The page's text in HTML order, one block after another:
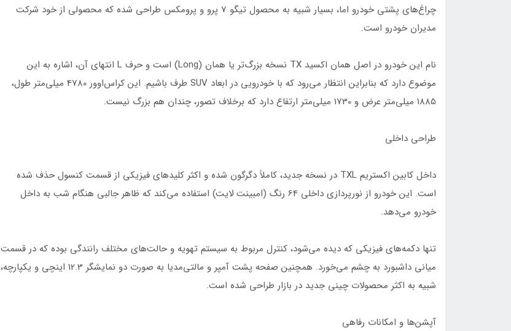
چراغ‌های پشتی خودرو اما، بسیار شبیه به محصول تیگو 7 پرو و پرومکس طراحی شده که محصولی از خود شرکت
مدیران خودرو است.
نام این خودرو در اصل همان اکسید TX نسخه بزرگ‌تر یا همان (Long) است و حرف L انتهای آن، اشاره به این
موضوع دارد که بنابراین انتظار می‌رود که با خودرویی در ابعاد SUV طرف باشیم. این کراس‌اوور 4780 میلی‌متر طول،
1885 میلی‌متر عرض و 1730 میلی‌متر ارتفاع دارد که برخلاف تصور، چندان هم بزرگ نیست.
طراحی داخلی
داخل کابین اکستریم TXL در نسخه جدید، کاملاً دگرگون شده و اکثر کلیدهای فیزیکی از قسمت کنسول حذف شده
است. این خودرو از نورپردازی داخلی 64 رنگ (امبینت لایت) استفاده می‌کند که ظاهر جالبی هنگام شب به داخل
خودرو می‌دهد.
تنها دکمه‌های فیزیکی که دیده می‌شود، کنترل مربوط به سیستم تهویه و حالت‌های مختلف رانندگی بوده که در قسمت
میانی داشبورد به چشم می‌خورد. همچنین صفحه پشت آمپر و مالتی‌مدیا به صورت دو نمایشگر 12.3 اینچی و یکپارچه،
شبیه به اکثر محصولات چینی جدید در بازار طراحی شده است.
آپشن‌ها و امکانات رفاهی